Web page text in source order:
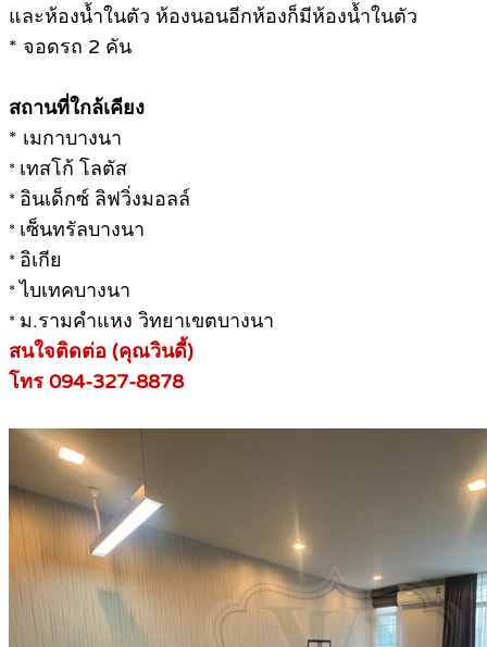
และห้องน้ำในตัว ห้องนอนอีกห้องก็มีห้องน้ำในตัว
* จอดรถ 2 คัน
สถานที่ใกล้เคียง
* เมกาบางนา
* เทสโก้ โลตัส
* อินเด็กซ์ ลิฟวิ่งมอลล์
* เซ็นทรัลบางนา
* อิเกีย
* ไบเทคบางนา
* ม.รามคำแหง วิทยาเขตบางนา
สนใจติดต่อ (คุณวินดี้)
โทร 094-327-8878